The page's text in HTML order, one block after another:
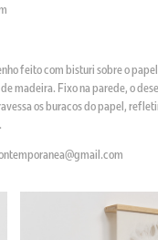
feito com bisturi sobre o
madeira. Fixo na parede, o
os buracos do papel,